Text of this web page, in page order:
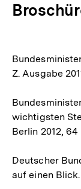
Z. Ausgabe
wichtigsten
Berlin 2012, 64
Deutscher
auf einen